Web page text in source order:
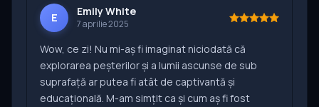
E Emily White
7 aprilie 2025
Wow, ce zi! Nu mi-aș fi imaginat niciodată că
explorarea peșterilor și a lumii ascunse de sub
suprafață ar putea fi atât de captivantă și
educațională. M-am simțit ca și cum aș fi fost